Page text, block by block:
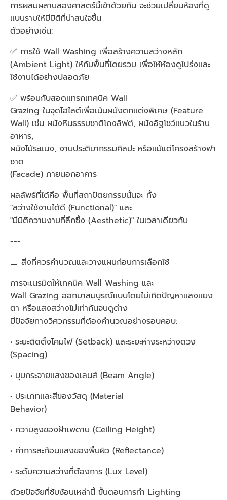
การผสมผสานสองศาสตร์นี้เข้าด้วยกัน จะช่วยเปลี่ยนห้องที่ดู
แบนราบให้มีมิติที่น่าสนใจขึ้น
ตัวอย่างเช่น:
✅ การใช้ Wall Washing เพื่อสร้างความสว่างหลัก
(Ambient Light) ให้กับพื้นที่โดยรวม เพื่อให้ห้องดูโปร่งและ
ใช้งานได้อย่างปลอดภัย
✅ พร้อมกับสอดแทรกเทคนิค Wall
Grazing ในจุดไฮไลต์เพื่อเน้นผนังตกแต่งพิเศษ (Feature
Wall) เช่น ผนังหินธรรมชาติโถงลิฟต์, ผนังอิฐโชว์แนวในร้าน
อาหาร,
ผนังไม้ระแนง, งานประติมากรรมศิลปะ หรือแม้แต่โครงสร้างฟา
ซาด
(Facade) ภายนอกอาคาร
ผลลัพธ์ที่ได้คือ พื้นที่สถาปัตยกรรมนั้นจะ ทั้ง
"สว่างใช้งานได้ดี (Functional)" และ
"มีมิติความงามที่ลึกซึ้ง (Aesthetic)" ในเวลาเดียวกัน
---
📐 สิ่งที่ควรคำนวณและวางแผนก่อนการเลือกใช้
การจะเนรมิตให้เทคนิค Wall Washing และ
Wall Grazing ออกมาสมบูรณ์แบบโดยไม่เกิดปัญหาแสงแยง
ตา หรือแสงสว่างไม่เท่ากันจนดูด่าง
มีปัจจัยทางวิศวกรรมที่ต้องคำนวณอย่างรอบคอบ:
• ระยะติดตั้งโคมไฟ (Setback) และระยะห่างระหว่างดวง
(Spacing)
• มุมกระจายแสงของเลนส์ (Beam Angle)
• ประเภทและสีของวัสดุ (Material
Behavior)
• ความสูงของฝ้าเพดาน (Ceiling Height)
• ค่าการสะท้อนแสงของพื้นผิว (Reflectance)
• ระดับความสว่างที่ต้องการ (Lux Level)
ด้วยปัจจัยที่ซับซ้อนเหล่านี้ ขั้นตอนการทำ Lighting